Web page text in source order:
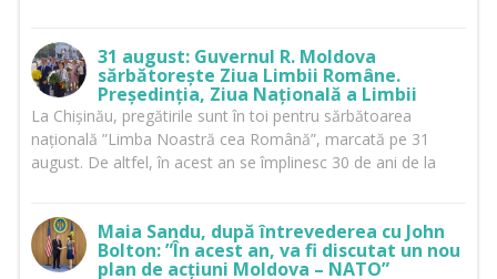
31 august: Guvernul R. Moldova
sărbătorește Ziua Limbii Române.
Președinția, Ziua Națională a Limbii
La Chișinău, pregătirile sunt în toi pentru sărbătoarea
națională ”Limba Noastră cea Română”, marcată pe 31
august. De altfel, în acest an se împlinesc 30 de ani de la
Maia Sandu, după întrevederea cu John
Bolton: ”În acest an, va fi discutat un nou
plan de acțiuni Moldova – NATO”